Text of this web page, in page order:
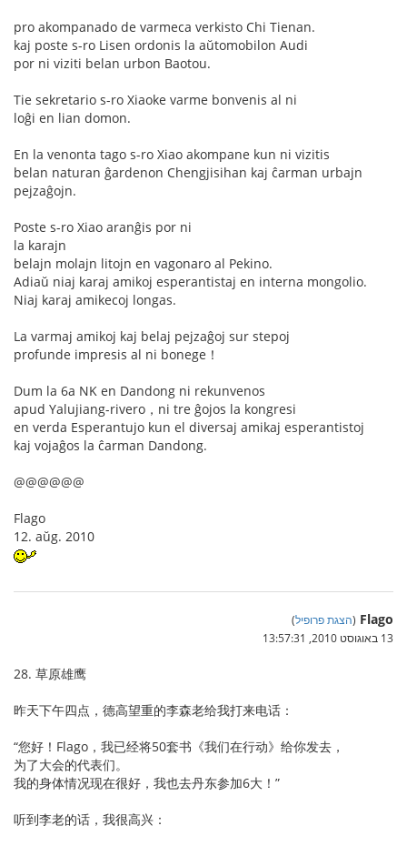
pro akompanado de varmeca verkisto Chi Tienan.
kaj poste s-ro Lisen ordonis la aŭtomobilon Audi
por ni viziti belan urbon Baotou.
Tie sekretario s-ro Xiaoke varme bonvenis al ni
loĝi en lian domon.
En la venonta tago s-ro Xiao akompane kun ni vizitis
belan naturan ĝardenon Chengjisihan kaj ĉarman urbajn
pejzaĝojn.
Poste s-ro Xiao aranĝis por ni
la karajn
belajn molajn litojn en vagonaro al Pekino.
Adiaŭ niaj karaj amikoj esperantistaj en interna mongolio.
Niaj karaj amikecoj longas.
La varmaj amikoj kaj belaj pejzaĝoj sur stepoj
profunde impresis al ni bonege！
Dum la 6a NK en Dandong ni rekunvenos
apud Yalujiang-rivero，ni tre ĝojos la kongresi
en verda Esperantujo kun el diversaj amikaj esperantistoj
kaj vojaĝos la ĉarman Dandong.
@@@@@@
Flago
12. aŭg. 2010
Flago
(הצגת פרופיל)
13 באוגוסט 2010, 13:57:31
28. 草原雄鹰
昨天下午四点，德高望重的李森老给我打来电话：
“您好！Flago，我已经将50套书《我们在行动》给你发去，
为了大会的代表们。
我的身体情况现在很好，我也去丹东参加6大！”
听到李老的话，我很高兴：